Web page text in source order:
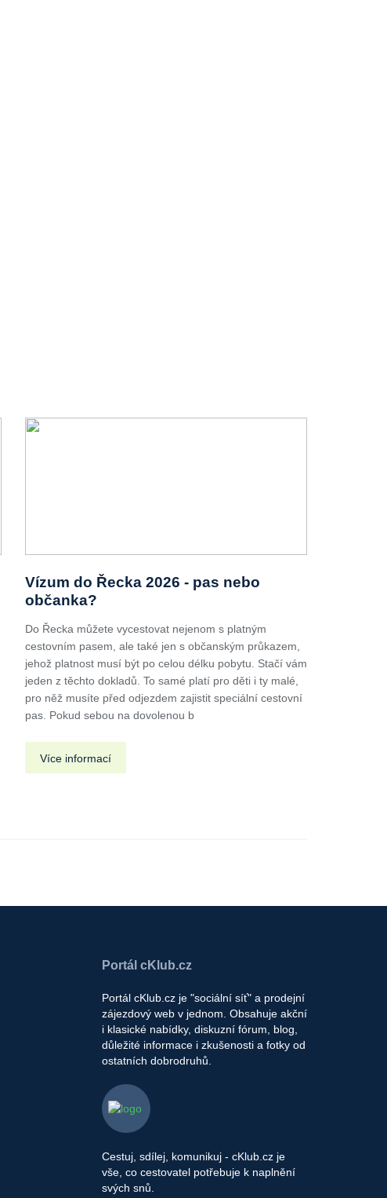
Vízum do Řecka 2026 - pas nebo
občanka?
Do Řecka můžete vycestovat nejenom s platným
cestovním pasem, ale také jen s občanským průkazem,
jehož platnost musí být po celou délku pobytu. Stačí vám
jeden z těchto dokladů. To samé platí pro děti i ty malé,
pro něž musíte před odjezdem zajistit speciální cestovní
pas. Pokud sebou na dovolenou b
Více informací
Portál cKlub.cz
Portál cKlub.cz je "sociální síť" a prodejní
zájezdový web v jednom. Obsahuje akční
i klasické nabídky, diskuzní fórum, blog,
důležité informace i zkušenosti a fotky od
ostatních dobrodruhů.
Cestuj, sdílej, komunikuj - cKlub.cz je
vše, co cestovatel potřebuje k naplnění
svých snů.